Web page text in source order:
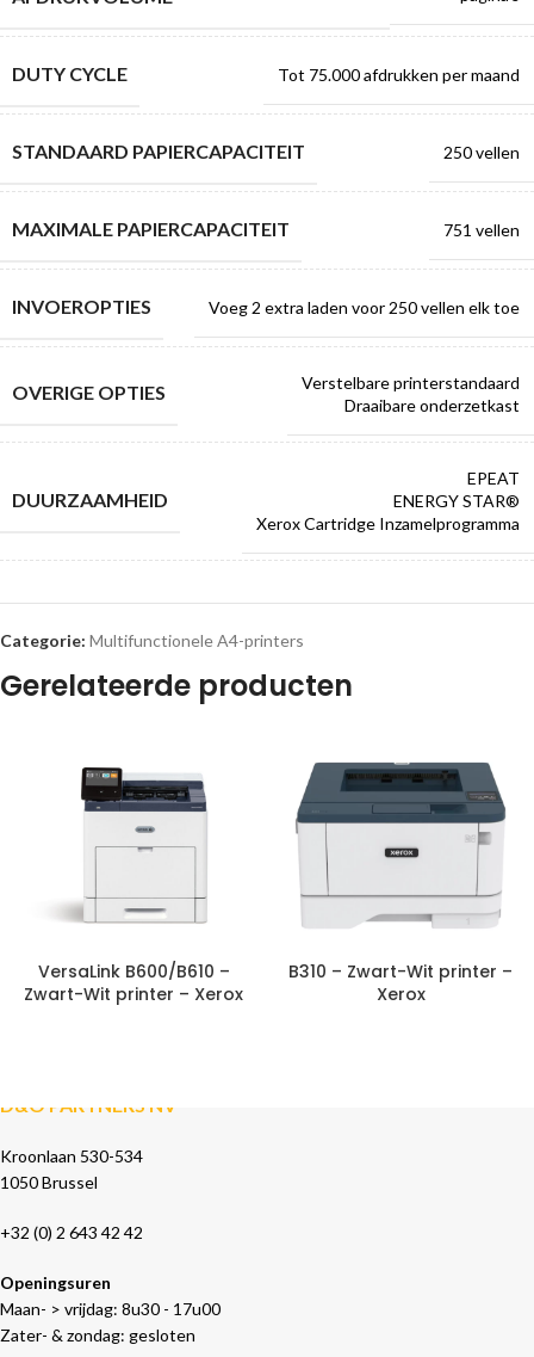
DUTY CYCLE Tot 75.000 afdrukken per maand
STANDAARD ​PAPIERCAPACITEIT 250 vellen
MAXIMALE ​PAPIERCAPACITEIT 751 vellen
INVOEROPTIES Voeg 2 extra laden voor 250 vellen elk toe
OVERIGE OPTIES
Verstelbare printerstandaard
Draaibare onderzetkast
DUURZAAMHEID
EPEAT
ENERGY STAR®
Xerox Cartridge Inzamelprogramma
Categorie: Multifunctionele A4-printers
Gerelateerde producten
VersaLink B600/B610 –
Zwart-Wit printer – Xerox
B310 – Zwart-Wit printer –
Xerox
D&O PARTNERS NV
Kroonlaan 530-534
1050 Brussel
+32 (0) 2 643 42 42
Openingsuren
Maan- > vrijdag: 8u30 - 17u00
Zater- & zondag: gesloten